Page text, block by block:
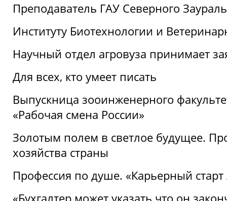
Преподаватель ГАУ Северного
Институту Биотехнологии и
Научный отдел агровуза принимает
Для всех, кто умеет писать
Выпускница зооинженерного
«Рабочая смена России»
Золотым полем в светлое будущее.
хозяйства страны
Профессия по душе. «Карьерный
«Бухгалтер может указать что он